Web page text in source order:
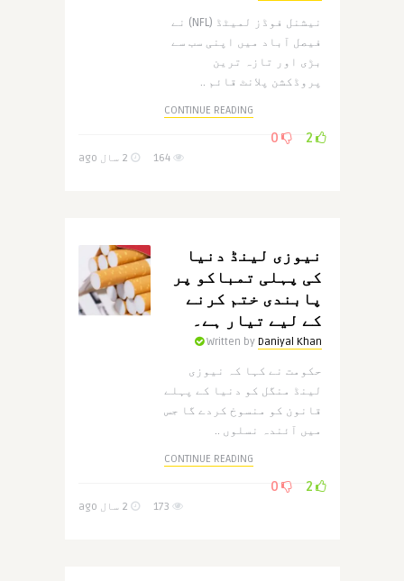
نیشنل فوڈز لمیٹڈ (NFL) نے
فیصل آباد میں اپنی سب سے
بڑی اور تازہ ترین
پروڈکشن پلانٹ قائم ..
CONTINUE READING
164
نیوزی لینڈ دنیا
کی پہلی تمباکو پر
پابندی ختم کرنے
کے لیے تیار ہے۔
Written by Daniyal Khan
حکومت نے کہا کہ نیوزی
لینڈ منگل کو دنیا کے پہلے
قانون کو منسوخ کردے گا جس
میں آئندہ نسلوں ..
CONTINUE READING